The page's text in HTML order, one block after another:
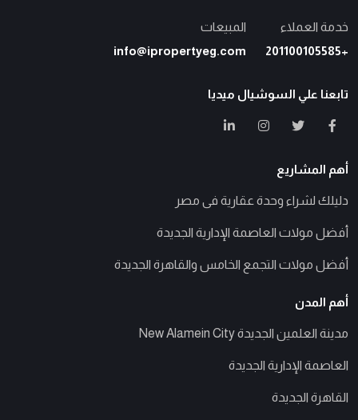
خدمة العملاء
+201100105585
المبيعات
info@ipropertyeg.com
تابعنا علي السوشيال ميديا
أهم المشاريع
دليلك لشراء وحدة عقارية فى مصر
أفضل مولات العاصمة الإدارية الجديدة
أفضل مولات التجمع الخامس والقاهرة الجديدة
أهم المدن
مدينة العلمين الجديدة New Alamein City
العاصمة الإدارية الجديدة
القاهرة الجديدة